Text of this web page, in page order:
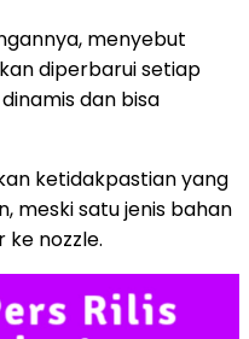
menyebut
diperbarui setiap
dan bisa
ketidakpastian yang
meski satu jenis bahan
nozzle.